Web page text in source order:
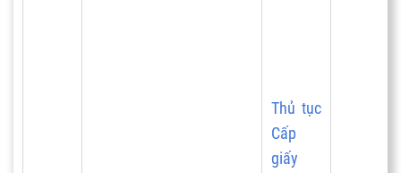
Thủ tục
Cấp
giấy